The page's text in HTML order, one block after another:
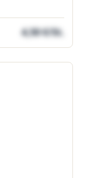
4,50 €/St.